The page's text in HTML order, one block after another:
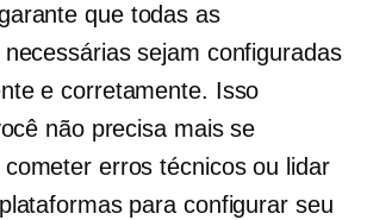
que todas as
sejam configuradas
e corretamente. Isso
não precisa mais se
erros técnicos ou lidar
para configurar seu